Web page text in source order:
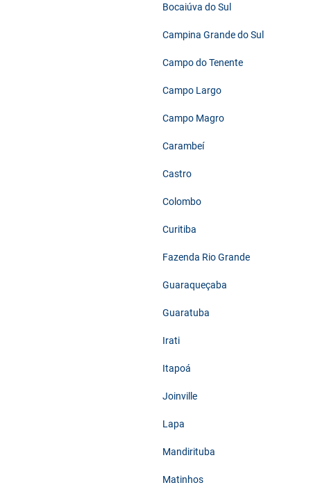
Bocaiúva do Sul
Campina Grande do Sul
Campo do Tenente
Campo Largo
Campo Magro
Carambeí
Castro
Colombo
Curitiba
Fazenda Rio Grande
Guaraqueçaba
Guaratuba
Irati
Itapoá
Joinville
Lapa
Mandirituba
Matinhos